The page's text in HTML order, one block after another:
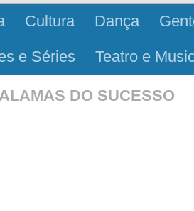
Cultura Dança
e Séries Teatro e
DO SUCESSO